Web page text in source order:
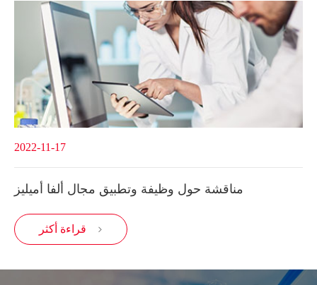
2022-11-17
مناقشة حول وظيفة وتطبيق مجال ألفا أميليز
قراءة أكثر 